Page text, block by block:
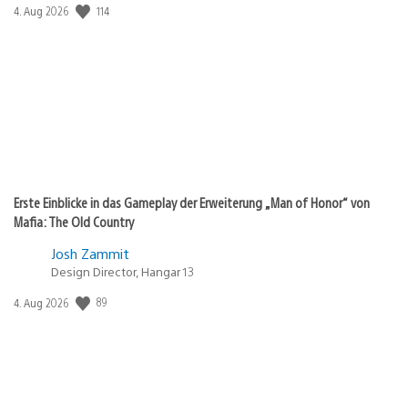
Veröffentlichungsdatum:
4. Aug 2026 114
Erste Einblicke in das Gameplay der Erweiterung „Man of Honor“ von
Mafia: The Old Country
Josh Zammit
Design Director, Hangar 13
Veröffentlichungsdatum:
4. Aug 2026 89